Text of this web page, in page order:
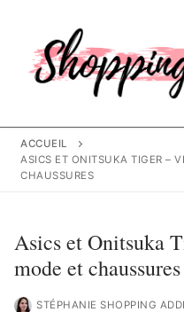
contenu
ACCUEIL
ASICS ET ONITSUKA TIGER –
CHAUSSURES
Asics et Onitsuka
mode et chaussures
STÉPHANIE SHOPPING